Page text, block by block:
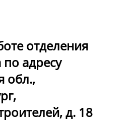
отделения
адресу
обл.,
д. 18